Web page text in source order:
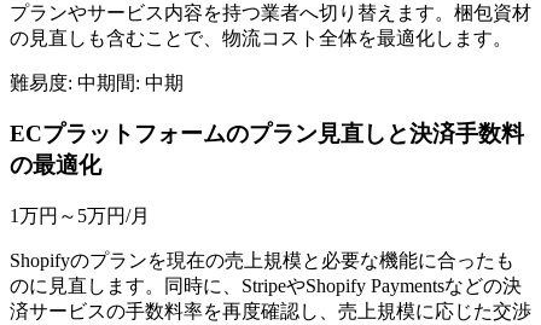
プランやサービス内容を持つ業者へ切り替えます。梱包資材
の見直しも含むことで、物流コスト全体を最適化します。
難易度: 中期間: 中期
ECプラットフォームのプラン見直しと決済手数料
の最適化
1万円～5万円/月
Shopifyのプランを現在の売上規模と必要な機能に合ったも
のに見直します。同時に、StripeやShopify Paymentsなどの決
済サービスの手数料率を再度確認し、売上規模に応じた交渉